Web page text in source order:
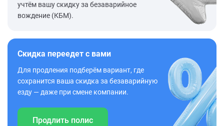
учтём вашу скидку за безаварийное
вождение (КБМ).
Скидка переедет с вами
Для продления подберём вариант, где
сохранится ваша скидка за безаварийную
езду — даже при смене компании.
Продлить полис